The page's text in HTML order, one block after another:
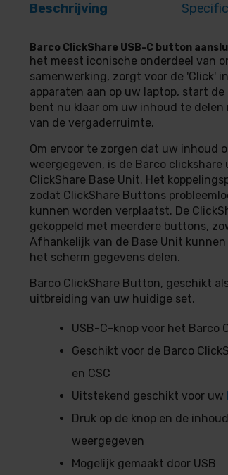
Beschrijving
Barco ClickShare USB-C button
het meest iconische onderdeel van
samenwerking, zorgt voor de 'Click'
apparaten aan op uw laptop, start
bent nu klaar om uw inhoud te
van de vergaderruimte.
Om ervoor te zorgen dat uw inhoud
weergegeven, is de Barco
ClickShare Base Unit. Het
zodat ClickShare Buttons
kunnen worden verplaatst. De
gekoppeld met meerdere buttons,
Afhankelijk van de Base Unit
het scherm gegevens delen.
Barco ClickShare Button, geschikt
uitbreiding van uw huidige set.
USB-C-knop voor het Barco
Geschikt voor de Barco
en CSC
Uitstekend geschikt voor uw
Druk op de knop en de
weergegeven
Mogelijk gemaakt door USB